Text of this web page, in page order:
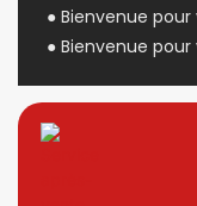
● Bienvenue
● Bienvenue